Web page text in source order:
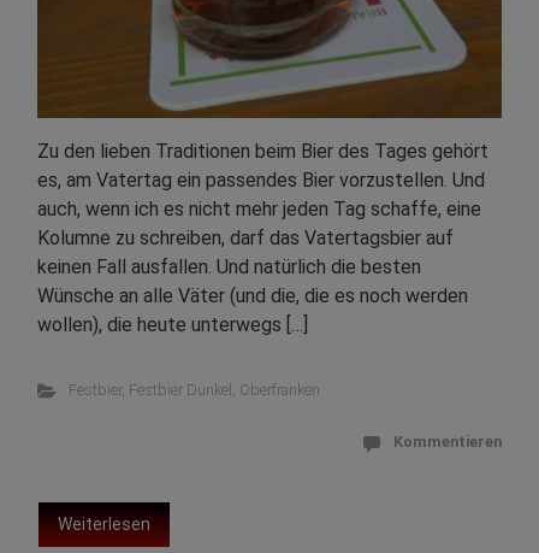
Zu den lieben Traditionen beim Bier des Tages gehört
es, am Vatertag ein passendes Bier vorzustellen. Und
auch, wenn ich es nicht mehr jeden Tag schaffe, eine
Kolumne zu schreiben, darf das Vatertagsbier auf
keinen Fall ausfallen. Und natürlich die besten
Wünsche an alle Väter (und die, die es noch werden
wollen), die heute unterwegs […]
Festbier, Festbier Dunkel , Oberfranken
Kommentieren
Weiterlesen